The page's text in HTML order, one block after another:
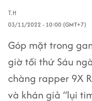
T.H
03/11/2022 - 10:00 (GMT+7)
Góp mặt trong
giờ tối thứ Sáu
chàng rapper 9X
và khán giả “lụi